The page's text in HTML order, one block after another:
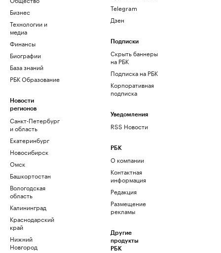
Бизнес
Технологии и
медиа
Финансы
Биографии
База знаний
РБК Образование
Новости
регионов
Санкт-Петербург
и область
Екатеринбург
Новосибирск
Омск
Башкортостан
Вологодская
область
Калининград
Краснодарский
край
Нижний
Новгород
Telegram
Дзен
Подписки
Скрыть баннеры
на РБК
Подписка на РБК
Корпоративная
подписка
Уведомления
RSS Новости
РБК
О компании
Контактная
информация
Редакция
Размещение
рекламы
Другие
продукты
РБК